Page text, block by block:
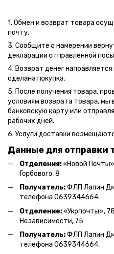
1. Обмен и возврат товара
почту.
3. Сообщите о намерении
декларации отправленной
4. Возврат денег
сделана покупка.
5. После получения товара,
условиям возврата товара, мы
банковскую карту или
рабочих дней.
6. Услуги доставки
Данные для отправки
Отделения:«Новой
Горбового, 8
Получатель:ФЛП Лапин
телефона 0639344664.
Отделение:«Укрпочты»,
Независимости, 75
Получатель:ФЛП Лапин
телефона 0639344664.